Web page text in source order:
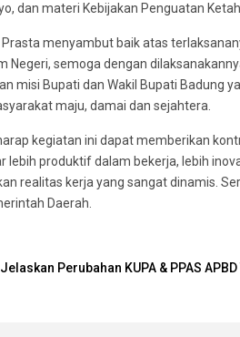
dan materi Kebijakan Penguatan
Prasta menyambut baik atas
Negeri, semoga dengan
misi Bupati dan Wakil Bupati Badung
maju, damai dan sejahtera.
kegiatan ini dapat memberikan
lebih produktif dalam bekerja, lebih
realitas kerja yang sangat dinamis.
Daerah.
Perubahan KUPA & PPAS APBD